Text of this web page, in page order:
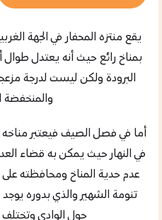
يقع منتزه المحفار في الجهة
بمناخ رائع حيث أنه يعتدل
البرودة ولكن ليست لدرجة
والمنخفضة
أما في فصل الصيف فيعتبر مناخه
في النهار حيث يمكن به قضاء
عدم حدية المناخ ومحافظته
تنومة الشهير والذي بدوره
حول الوادي